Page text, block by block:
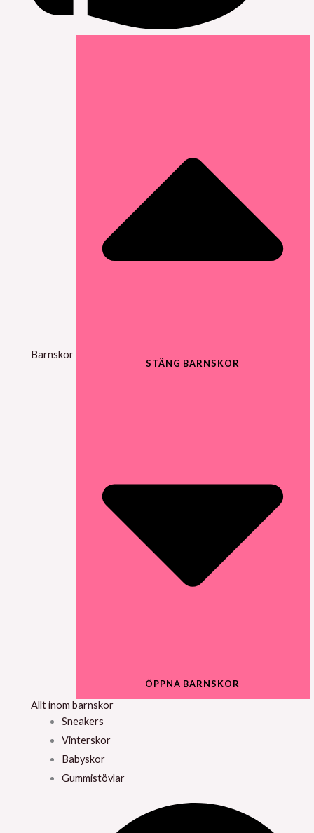
Barnskor
STÄNG BARNSKOR
ÖPPNA BARNSKOR
Allt inom barnskor
Sneakers
Vinterskor
Babyskor
Gummistövlar